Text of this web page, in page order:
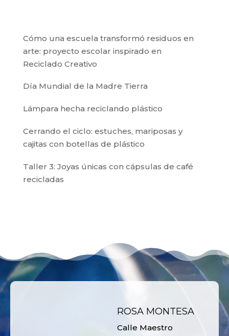
Cómo una escuela transformó residuos en
arte: proyecto escolar inspirado en
Reciclado Creativo
Día Mundial de la Madre Tierra
Lámpara hecha reciclando plástico
Cerrando el ciclo: estuches, mariposas y
cajitas con botellas de plástico
Taller 3: Joyas únicas con cápsulas de café
recicladas
ROSA MONTESA
Calle Maestro